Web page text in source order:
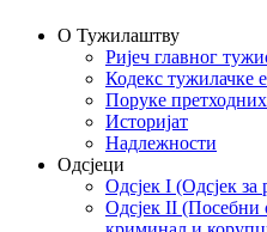
О Тужилаштву
Ријеч главног
Кодекс тужилачке
Поруке
Историјат
Надлежности
Одсјеци
Одсјек I (Одсјек за
Одсјек II (Посебни